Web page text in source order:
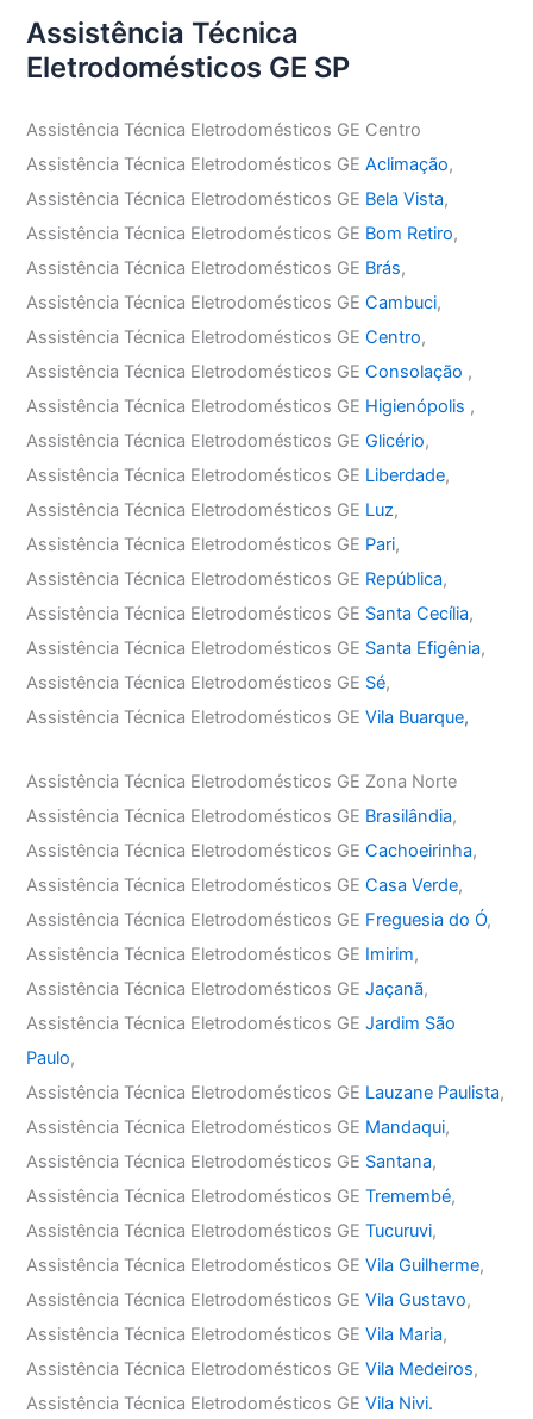
Assistência Técnica
Eletrodomésticos GE SP
Assistência Técnica Eletrodomésticos GE Centro
Assistência Técnica Eletrodomésticos GEAclimação,
Assistência Técnica Eletrodomésticos GE Bela Vista,
Assistência Técnica Eletrodomésticos GE Bom Retiro,
Assistência Técnica Eletrodomésticos GE Brás,
Assistência Técnica Eletrodomésticos GECambuci,
Assistência Técnica Eletrodomésticos GECentro,
Assistência Técnica Eletrodomésticos GEConsolação ,
Assistência Técnica Eletrodomésticos GE Higienópolis ,
Assistência Técnica Eletrodomésticos GEGlicério,
Assistência Técnica Eletrodomésticos GE Liberdade,
Assistência Técnica Eletrodomésticos GE Luz,
Assistência Técnica Eletrodomésticos GE Pari,
Assistência Técnica Eletrodomésticos GE República,
Assistência Técnica Eletrodomésticos GE Santa Cecília,
Assistência Técnica Eletrodomésticos GE Santa Efigênia,
Assistência Técnica Eletrodomésticos GE Sé,
Assistência Técnica Eletrodomésticos GEVila Buarque,
Assistência Técnica Eletrodomésticos GE Zona Norte
Assistência Técnica Eletrodomésticos GE Brasilândia,
Assistência Técnica Eletrodomésticos GECachoeirinha,
Assistência Técnica Eletrodomésticos GECasa Verde,
Assistência Técnica Eletrodomésticos GE Freguesia do Ó,
Assistência Técnica Eletrodomésticos GE Imirim,
Assistência Técnica Eletrodomésticos GEJaçanã,
Assistência Técnica Eletrodomésticos GEJardim São
Paulo,
Assistência Técnica Eletrodomésticos GE Lauzane Paulista,
Assistência Técnica Eletrodomésticos GE Mandaqui,
Assistência Técnica Eletrodomésticos GE Santana,
Assistência Técnica Eletrodomésticos GETremembé,
Assistência Técnica Eletrodomésticos GETucuruvi,
Assistência Técnica Eletrodomésticos GEVila Guilherme,
Assistência Técnica Eletrodomésticos GEVila Gustavo,
Assistência Técnica Eletrodomésticos GEVila Maria,
Assistência Técnica Eletrodomésticos GEVila Medeiros,
Assistência Técnica Eletrodomésticos GEVila Nivi.